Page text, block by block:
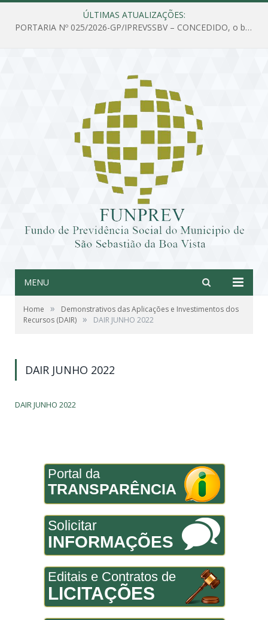
ÚLTIMAS ATUALIZAÇÕES:
PORTARIA Nº 025/2026-GP/IPREVSSBV – CONCEDIDO, o benefício de PENSÃO a MARIA ESTELA DOS SANTOS SOUZA
MENU
Home »
Demonstrativos das Aplicações e Investimentos dos
Recursos (DAIR) » DAIR JUNHO 2022
DAIR JUNHO 2022
DAIR JUNHO 2022
Portal da
TRANSPARÊNCIA
Solicitar
INFORMAÇÕES
Editais e Contratos de
LICITAÇÕES